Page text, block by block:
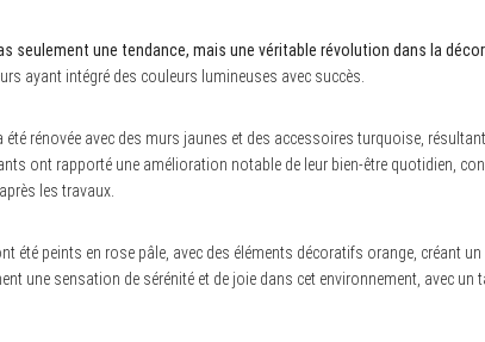
seulement une tendance, mais une véritable révolution dans la
ayant intégré des couleurs lumineuses avec succès.
été rénovée avec des murs jaunes et des accessoires turquoise,
ont rapporté une amélioration notable de leur bien-être quotidien,
les travaux.
été peints en rose pâle, avec des éléments décoratifs orange, créant
une sensation de sérénité et de joie dans cet environnement, avec un